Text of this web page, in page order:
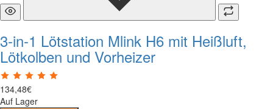
3-in-1 Lötstation Mlink H6 mit Heißluft,
Lötkolben und Vorheizer
134,48€
Auf Lager